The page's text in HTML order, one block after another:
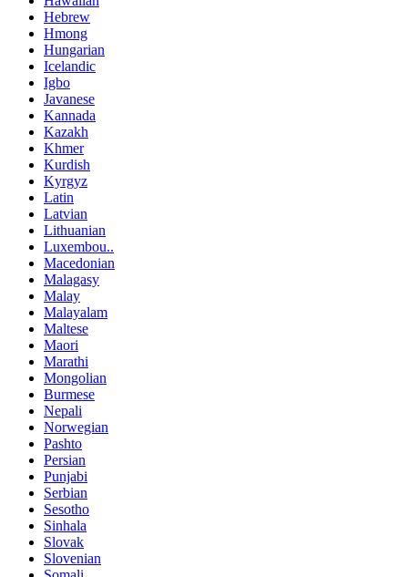
Hebrew
Hmong
Hungarian
Icelandic
Igbo
Javanese
Kannada
Kazakh
Khmer
Kurdish
Kyrgyz
Latin
Latvian
Lithuanian
Luxembou..
Macedonian
Malagasy
Malay
Malayalam
Maltese
Maori
Marathi
Mongolian
Burmese
Nepali
Norwegian
Pashto
Persian
Punjabi
Serbian
Sesotho
Sinhala
Slovak
Slovenian